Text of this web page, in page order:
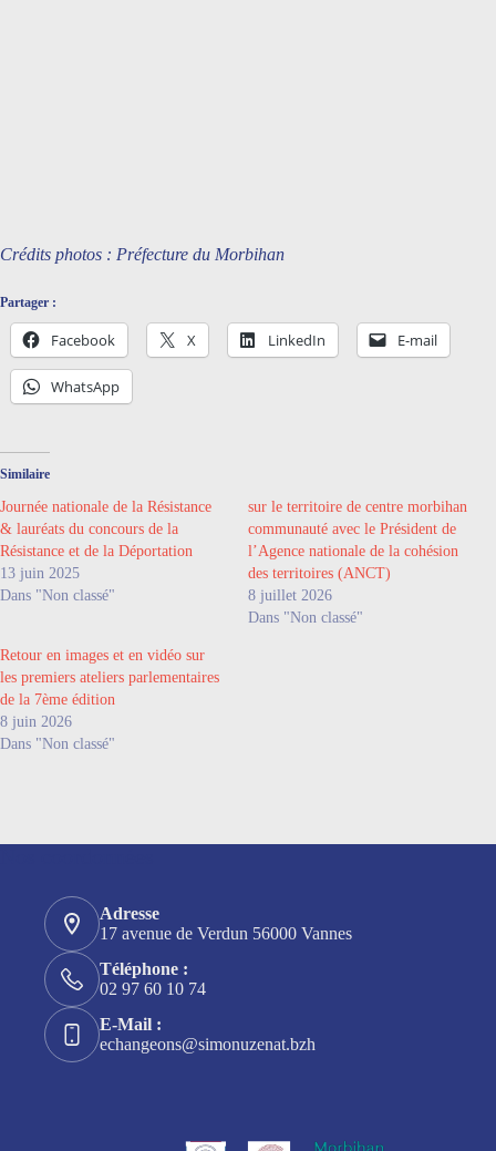
Crédits photos : Préfecture du Morbihan
Partager :
Facebook X LinkedIn E-mail
WhatsApp
Similaire
Journée nationale de la Résistance
& lauréats du concours de la
Résistance et de la Déportation
13 juin 2025
Dans "Non classé"
sur le territoire de centre morbihan
communauté avec le Président de
l’Agence nationale de la cohésion
des territoires (ANCT)
8 juillet 2026
Dans "Non classé"
Retour en images et en vidéo sur
les premiers ateliers parlementaires
de la 7ème édition
8 juin 2026
Dans "Non classé"
Adresse
17 avenue de Verdun 56000 Vannes
Téléphone :
02 97 60 10 74
E-Mail :
echangeons@simonuzenat.bzh